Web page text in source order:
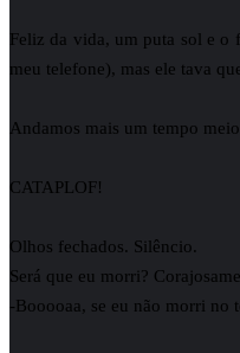
Feliz da vida, um puta sol e o
meu telefone), mas ele tava
Andamos mais um tempo
CATAPLOF!
Olhos fechados. Silêncio.
Será que eu morri?
-Booooaa, se eu não morri no